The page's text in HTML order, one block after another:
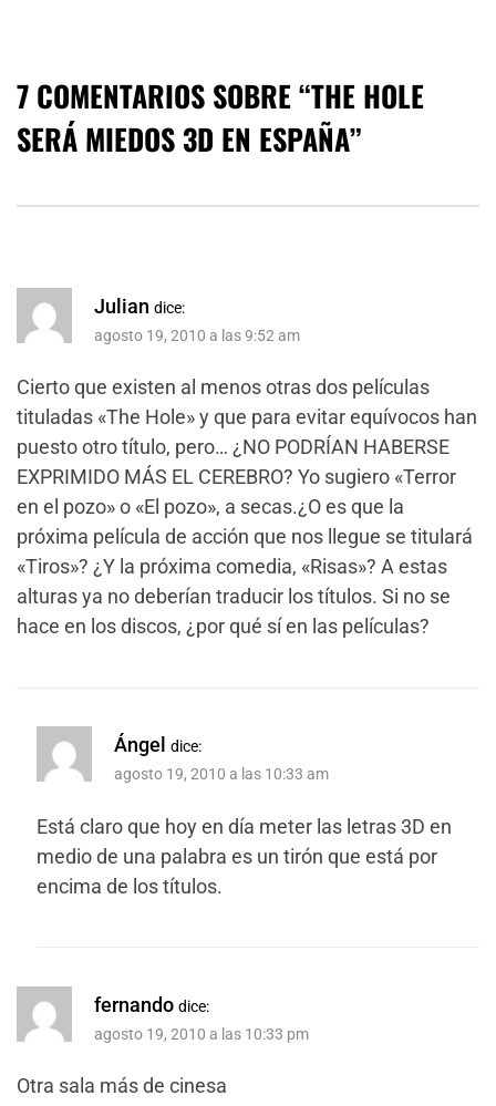
7 COMENTARIOS SOBRE “THE HOLE
SERÁ MIEDOS 3D EN ESPAÑA”
Julian dice:
agosto 19, 2010 a las 9:52 am
Cierto que existen al menos otras dos películas
tituladas «The Hole» y que para evitar equívocos han
puesto otro título, pero… ¿NO PODRÍAN HABERSE
EXPRIMIDO MÁS EL CEREBRO? Yo sugiero «Terror
en el pozo» o «El pozo», a secas.¿O es que la
próxima película de acción que nos llegue se titulará
«Tiros»? ¿Y la próxima comedia, «Risas»? A estas
alturas ya no deberían traducir los títulos. Si no se
hace en los discos, ¿por qué sí en las películas?
Ángel dice:
agosto 19, 2010 a las 10:33 am
Está claro que hoy en día meter las letras 3D en
medio de una palabra es un tirón que está por
encima de los títulos.
fernando dice:
agosto 19, 2010 a las 10:33 pm
Otra sala más de cinesa